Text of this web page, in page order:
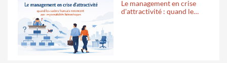
Le management en crise
d'attractivité : quand le…